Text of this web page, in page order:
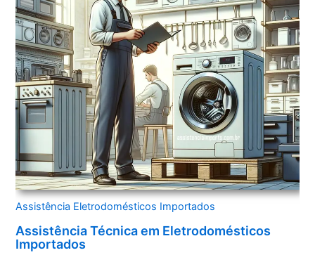
Assistência Eletrodomésticos Importados
Assistência Técnica em Eletrodomésticos
Importados